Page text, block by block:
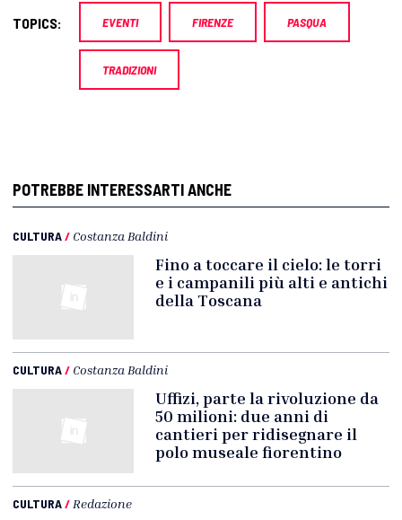
TOPICS: EVENTI FIRENZE PASQUA
TRADIZIONI
POTREBBE INTERESSARTI ANCHE
CULTURA/ Costanza Baldini
Fino a toccare il cielo: le torri
e i campanili più alti e antichi
della Toscana
CULTURA/ Costanza Baldini
Uffizi, parte la rivoluzione da
50 milioni: due anni di
cantieri per ridisegnare il
polo museale fiorentino
CULTURA/ Redazione